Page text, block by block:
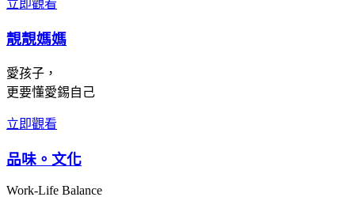
立即觀看
靚靚媽媽
愛孩子，
更要懂愛錫自己
立即觀看
品味。文化
Work-Life Balance